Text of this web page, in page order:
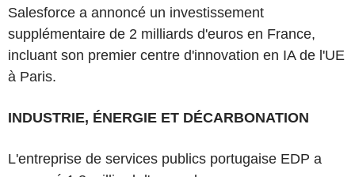
Salesforce a annoncé un investissement
supplémentaire de 2 milliards d'euros en France,
incluant son premier centre d'innovation en IA de l'UE
à Paris.
INDUSTRIE, ÉNERGIE ET DÉCARBONATION
L'entreprise de services publics portugaise EDP a